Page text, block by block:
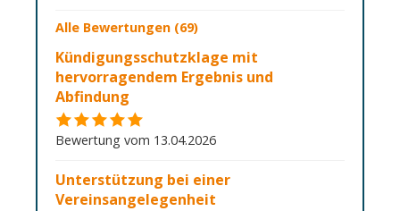
Alle Bewertungen (69)
Kündigungsschutzklage mit
hervorragendem Ergebnis und
Abfindung
Bewertung vom 13.04.2026
Unterstützung bei einer
Vereinsangelegenheit